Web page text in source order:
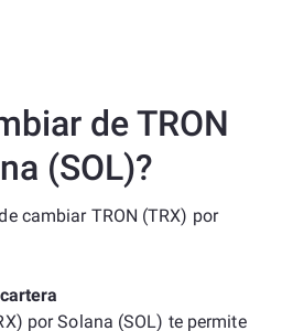
de TRON
(SOL)?
cambiar TRON (TRX) por
por Solana (SOL) te permite